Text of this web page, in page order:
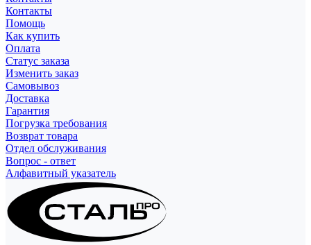
Контакты
Помощь
Как купить
Оплата
Статус заказа
Изменить заказ
Самовывоз
Доставка
Гарантия
Погрузка требования
Возврат товара
Отдел обслуживания
Вопрос - ответ
Алфавитный указатель